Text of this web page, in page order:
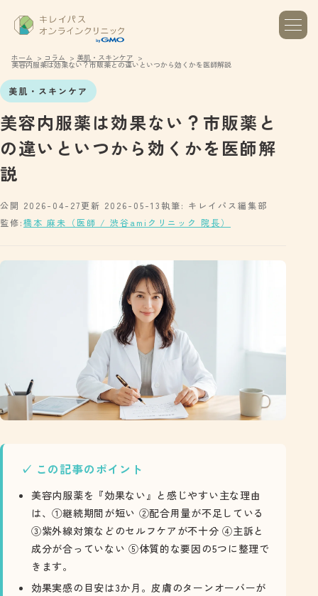
ホーム コラム 美肌・スキンケア
美容内服薬は効果ない？市販薬との違いといつから効くかを医師解説
美肌・スキンケア
美容内服薬は効果ない？市販薬と
の違いといつから効くかを医師解
説
公開 2026-04-27更新 2026-05-13執筆: キレイパス編集部
監修:橋本 麻未（医師 / 渋谷amiクリニック 院長）
この記事のポイント
美容内服薬を『効果ない』と感じやすい主な理由
は、①継続期間が短い ②配合用量が不足している
③紫外線対策などのセルフケアが不十分 ④主訴と
成分が合っていない ⑤体質的な要因の5つに整理で
きます。
効果実感の目安は3か月。皮膚のターンオーバーが